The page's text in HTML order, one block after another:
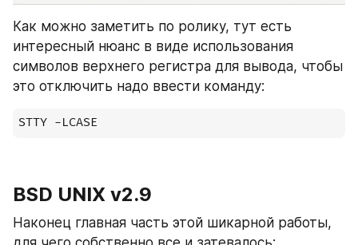
Как можно заметить по ролику, тут есть
интересный нюанс в виде использования
символов верхнего регистра для вывода, чтобы
это отключить надо ввести команду:
STTY -LCASE
BSD UNIX v2.9
Наконец главная часть этой шикарной работы,